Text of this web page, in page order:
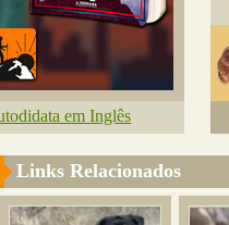
em Inglês
Links Relacionados